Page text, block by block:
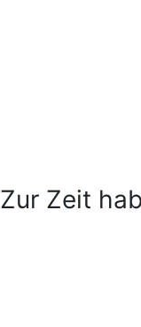
Zur Zeit